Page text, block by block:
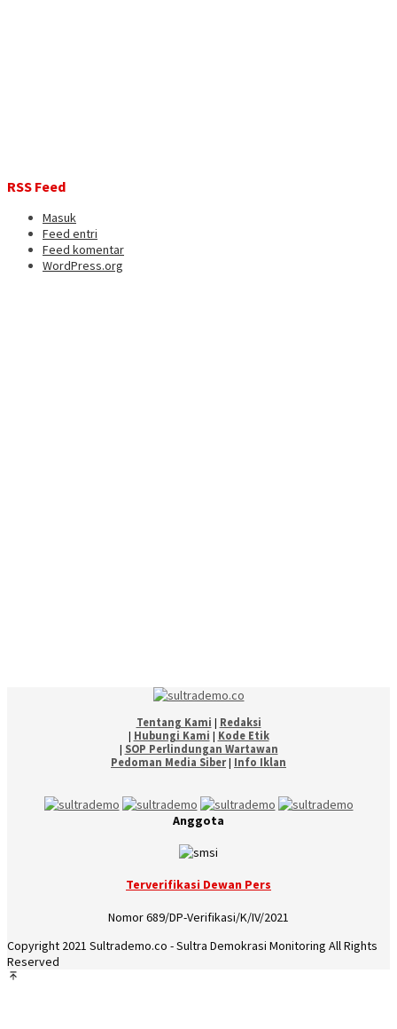
RSS Feed
Masuk
Feed entri
Feed komentar
WordPress.org
Tentang Kami | Redaksi
| Hubungi Kami | Kode Etik
| SOP Perlindungan Wartawan
Pedoman Media Siber| Info Iklan
Anggota
Terverifikasi Dewan Pers
Nomor 689/DP-Verifikasi/K/IV/2021
Copyright 2021 Sultrademo.co - Sultra Demokrasi Monitoring All Rights
Reserved